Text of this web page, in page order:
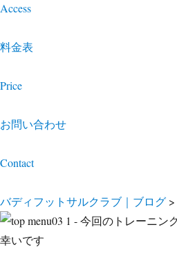
Access
料金表
Price
お問い合わせ
Contact
バディフットサルクラブ｜ブログ >